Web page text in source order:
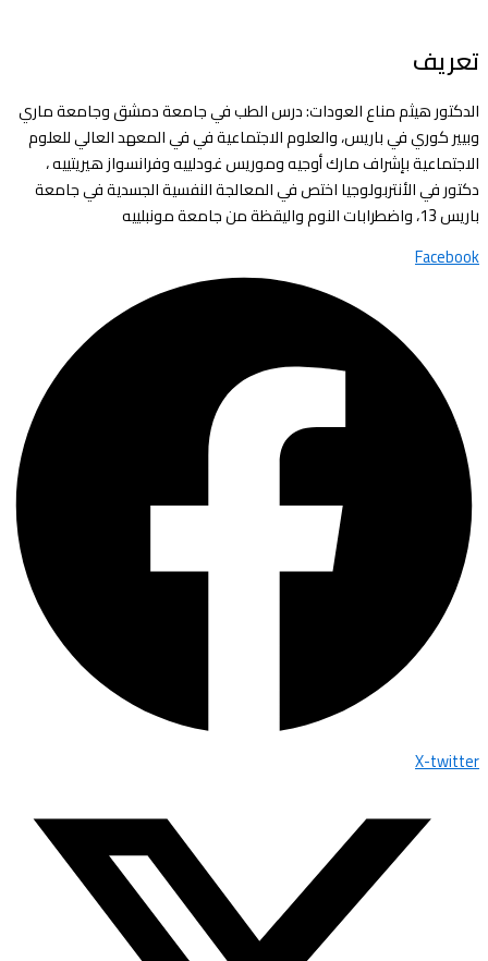
تعريف
الدكتور هيثم مناع العودات: درس الطب في جامعة دمشق وجامعة ماري
وبيير كوري في باريس، والعلوم الاجتماعية في في المعهد العالي للعلوم
الاجتماعية بإشراف مارك أوجيه وموريس غودلييه وفرانسواز هيريتييه ،
دكتور في الأنتربولوجيا اختص في المعالجة النفسية الجسدية في جامعة
باريس 13، واضطرابات النوم واليقظة من جامعة مونبلييه
Facebook
X-twitter